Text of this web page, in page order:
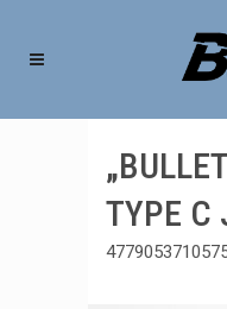
TYPE C